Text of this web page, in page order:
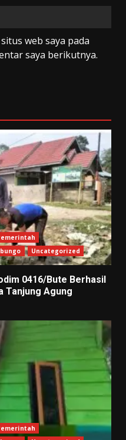
web saya pada
saya berikutnya.
Uncategorized
0416/Bute Berhasil
Tanjung Agung